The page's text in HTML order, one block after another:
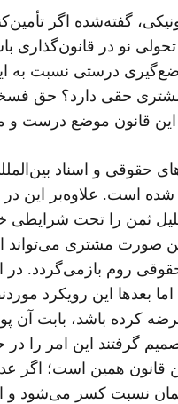
پرداخت و گفت: «مطابق ماده 41 قانون
نو در قانون‌گذاری
درستی نسبت به
حقی دارد؟ حق
قانون موضع درست
حقوقی و اسناد
ثمن را تحت
صورت مشتری
روم بازمی‌گردد.
بعدها این رویکرد
کرده باشد، بابت آن
گرفتند این امر را در
یکی از نوآوری‌های این قانون
نسبت کسر می‌شود و